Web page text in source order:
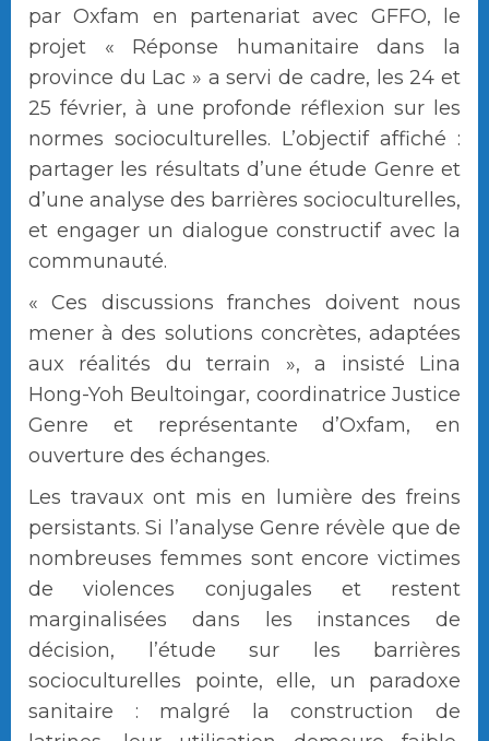
par Oxfam en partenariat avec GFFO, le
projet « Réponse humanitaire dans la
province du Lac » a servi de cadre, les 24 et
25 février, à une profonde réflexion sur les
normes socioculturelles. L’objectif affiché :
partager les résultats d’une étude Genre et
d’une analyse des barrières socioculturelles,
et engager un dialogue constructif avec la
communauté.
« Ces discussions franches doivent nous
mener à des solutions concrètes, adaptées
aux réalités du terrain », a insisté Lina
Hong-Yoh Beultoingar, coordinatrice Justice
Genre et représentante d’Oxfam, en
ouverture des échanges.
Les travaux ont mis en lumière des freins
persistants. Si l’analyse Genre révèle que de
nombreuses femmes sont encore victimes
de violences conjugales et restent
marginalisées dans les instances de
décision, l’étude sur les barrières
socioculturelles pointe, elle, un paradoxe
sanitaire : malgré la construction de